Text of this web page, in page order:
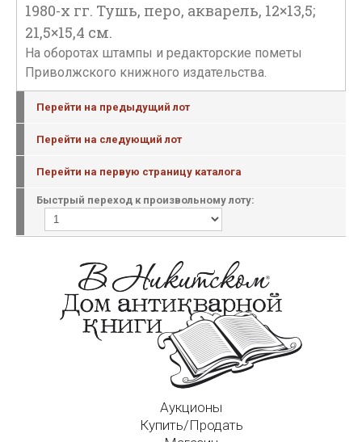
1980-х гг. Тушь, перо, акварель, 12×13,5;
21,5×15,4 см.
На оборотах штампы и редакторские пометы
Приволжского книжного издательства.
Перейти на предыдущий лот
Перейти на следующий лот
Перейти на первую страницу каталога
Быстрый переход к произвольному лоту:
Аукционы
Купить/Продать